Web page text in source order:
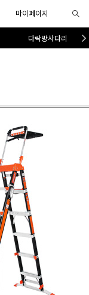
마이페이지
다락방사다리